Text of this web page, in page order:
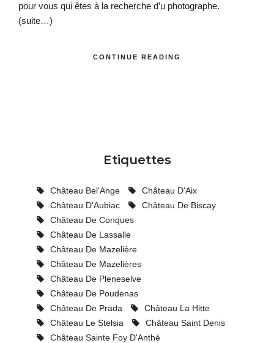
pour vous qui êtes à la recherche d’u photographe.
(suite…)
CONTINUE READING
Etiquettes
Château Bel'Ange
Château D'Aix
Château D'Aubiac
Château De Biscay
Château De Conques
Château De Lassalle
Château De Mazelière
Château De Mazelières
Château De Pleneselve
Château De Poudenas
Château De Prada
Château La Hitte
Château Le Stelsia
Château Saint Denis
Château Sainte Foy D'Anthé